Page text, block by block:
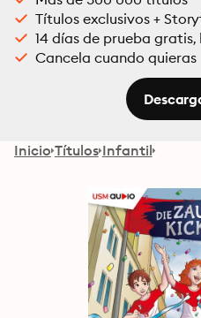
Títulos exclusivos +
14 días de prueba
Cancela cuando quieras
Inicio Títulos Infantil